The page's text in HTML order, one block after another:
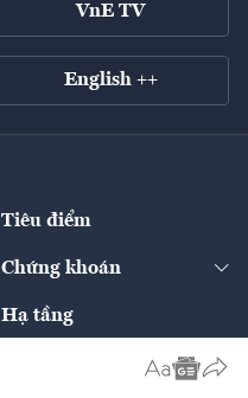
VnE TV
English ++
Tiêu điểm
Chứng khoán
Doanh nghiệp niêm yết
Thị trường
Hạ tầng